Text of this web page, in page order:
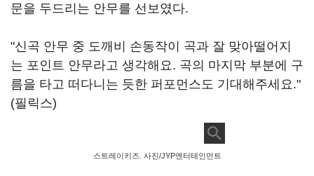
문을 두드리는 안무를 선보였다.
"신곡 안무 중 도깨비 손동작이 곡과 잘 맞아떨어지
는 포인트 안무라고 생각해요. 곡의 마지막 부분에 구
름을 타고 떠다니는 듯한 퍼포먼스도 기대해주세요."
(필릭스)
스트레이키즈. 사진/JYP엔터테인먼트